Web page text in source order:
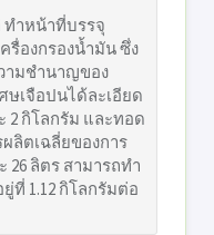
ทำหน้าที่บรรจุ
องกรองน้ำมัน ซึ่ง
ามชำนาญของ
เจือปนได้ละเอียด
2 กิโลกรัม และทอด
ลิตเฉลี่ยของการ
ลิตร สามารถทำ
ที่ 1.12 กิโลกรัมต่อ